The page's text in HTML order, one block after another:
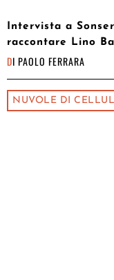
Intervista a
raccontare Lino
DI PAOLO FERRARA
NUVOLE DI